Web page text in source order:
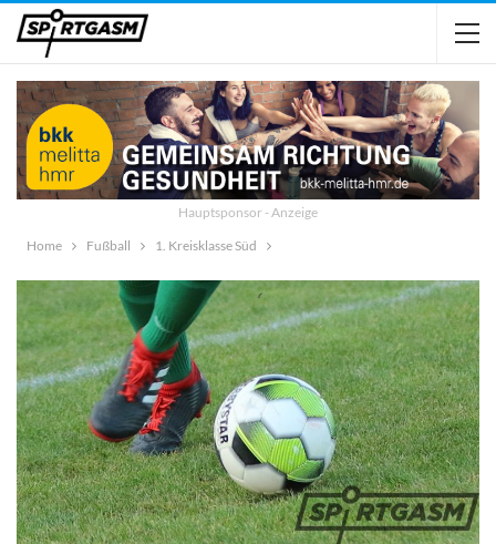
Hauptsponsor - Anzeige
Home
Fußball 1. Kreisklasse Süd